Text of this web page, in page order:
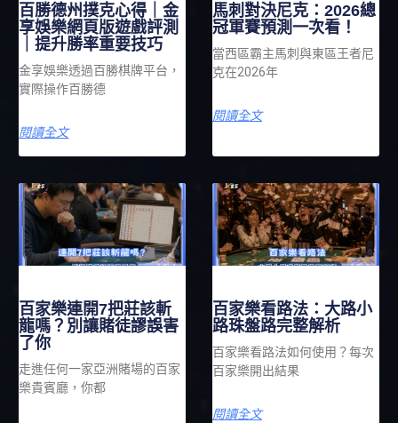
百勝德州撲克心得｜金
享娛樂網頁版遊戲評測
｜提升勝率重要技巧
金享娛樂透過百勝棋牌平台，
實際操作百勝德
閱讀全文
馬刺對決尼克：2026總
冠軍賽預測一次看！
當西區霸主馬刺與東區王者尼
克在2026年
閱讀全文
百家樂連開7把莊該斬
龍嗎？別讓賭徒謬誤害
了你
走進任何一家亞洲賭場的百家
樂貴賓廳，你都
百家樂看路法：大路小
路珠盤路完整解析
百家樂看路法如何使用？每次
百家樂開出結果
閱讀全文